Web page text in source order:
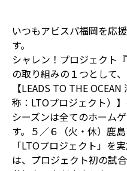
いつもアビスパ福岡を応
す。
シャレン！プロジェクト
の取り組みの１つとして
【LEADS TO THE
称：LTOプロジェクト）
シーズンは全てのホーム
す。５／６（火・休）鹿
「LTOプロジェクト」を
は、プロジェクト初の試